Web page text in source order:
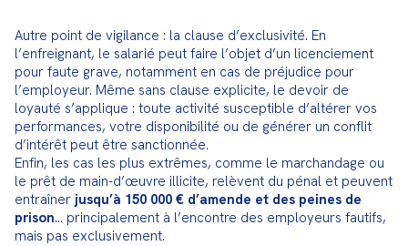
Autre point de vigilance : la clause d’exclusivité. En
l’enfreignant, le salarié peut faire l’objet d’un licenciement
pour faute grave, notamment en cas de préjudice pour
l’employeur. Même sans clause explicite, le devoir de
loyauté s’applique : toute activité susceptible d’altérer vos
performances, votre disponibilité ou de générer un conflit
d’intérêt peut être sanctionnée.
Enfin, les cas les plus extrêmes, comme le marchandage ou
le prêt de main-d’œuvre illicite, relèvent du pénal et peuvent
entraîner jusqu’à 150 000 € d’amende et des peines de
prison… principalement à l’encontre des employeurs fautifs,
mais pas exclusivement.